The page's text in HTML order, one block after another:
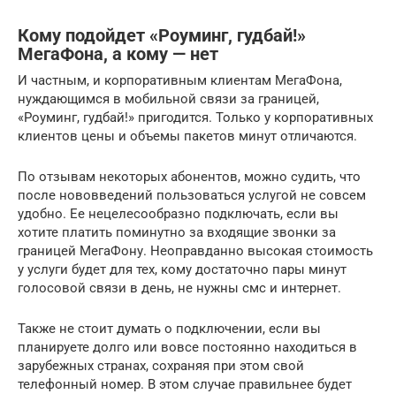
Кому подойдет «Роуминг, гудбай!»
МегаФона, а кому — нет
И частным, и корпоративным клиентам МегаФона,
нуждающимся в мобильной связи за границей,
«Роуминг, гудбай!» пригодится. Только у корпоративных
клиентов цены и объемы пакетов минут отличаются.
По отзывам некоторых абонентов, можно судить, что
после нововведений пользоваться услугой не совсем
удобно. Ее нецелесообразно подключать, если вы
хотите платить поминутно за входящие звонки за
границей МегаФону. Неоправданно высокая стоимость
у услуги будет для тех, кому достаточно пары минут
голосовой связи в день, не нужны смс и интернет.
Также не стоит думать о подключении, если вы
планируете долго или вовсе постоянно находиться в
зарубежных странах, сохраняя при этом свой
телефонный номер. В этом случае правильнее будет